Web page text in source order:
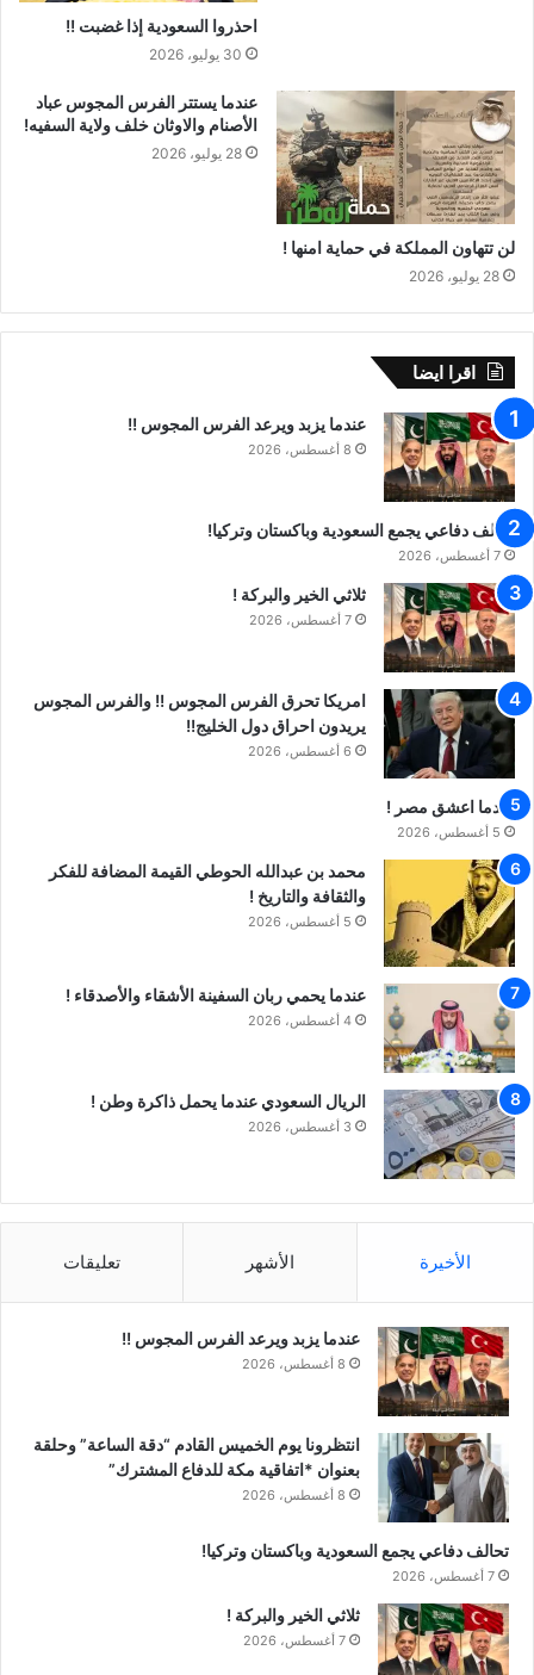
احذروا السعودية إذا غضبت !!
30 يوليو، 2026
لن تتهاون المملكة في حماية امنها !
28 يوليو، 2026
عندما يستتر الفرس المجوس عباد
الأصنام والاوثان خلف ولاية السفيه!
28 يوليو، 2026
اقرا ايضا
عندما يزبد ويرعد الفرس المجوس !!
8 أغسطس، 2026
تحالف دفاعي يجمع السعودية وباكستان وتركيا!
7 أغسطس، 2026
ثلاثي الخير والبركة !
7 أغسطس، 2026
امريكا تحرق الفرس المجوس !! والفرس المجوس
يريدون احراق دول الخليج!!
6 أغسطس، 2026
عندما اعشق مصر !
5 أغسطس، 2026
محمد بن عبدالله الحوطي القيمة المضافة للفكر
والثقافة والتاريخ !
5 أغسطس، 2026
عندما يحمي ربان السفينة الأشقاء والأصدقاء !
4 أغسطس، 2026
الريال السعودي عندما يحمل ذاكرة وطن !
3 أغسطس، 2026
الأخيرة الأشهر تعليقات
عندما يزبد ويرعد الفرس المجوس !!
8 أغسطس، 2026
انتظرونا يوم الخميس القادم “دقة الساعة” وحلقة
بعنوان *اتفاقية مكة للدفاع المشترك”
8 أغسطس، 2026
تحالف دفاعي يجمع السعودية وباكستان وتركيا!
7 أغسطس، 2026
ثلاثي الخير والبركة !
7 أغسطس، 2026